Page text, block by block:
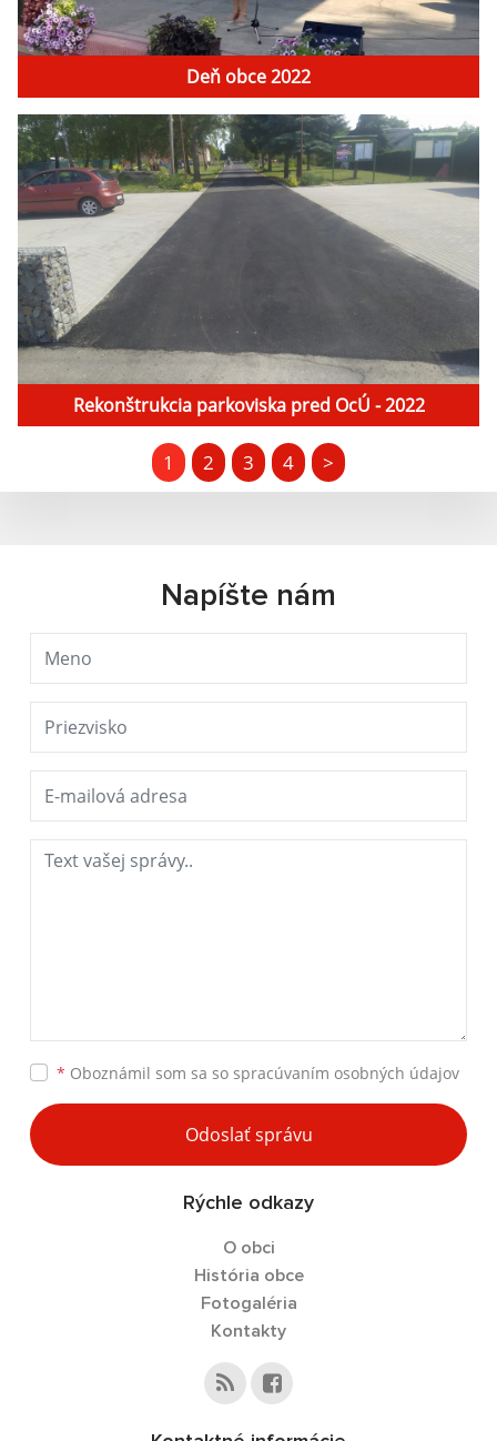
Deň obce 2022
Rekonštrukcia parkoviska pred OcÚ - 2022
1 2 3 4 >
Napíšte nám
* Oboznámil som sa so spracúvaním osobných údajov
Odoslať správu
Rýchle odkazy
O obci
História obce
Fotogaléria
Kontakty